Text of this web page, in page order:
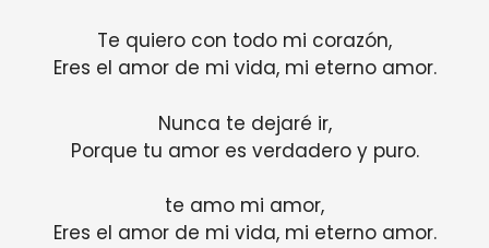
Te quiero con todo mi corazón,
Eres el amor de mi vida, mi eterno amor.
Nunca te dejaré ir,
Porque tu amor es verdadero y puro.
te amo mi amor,
Eres el amor de mi vida, mi eterno amor.